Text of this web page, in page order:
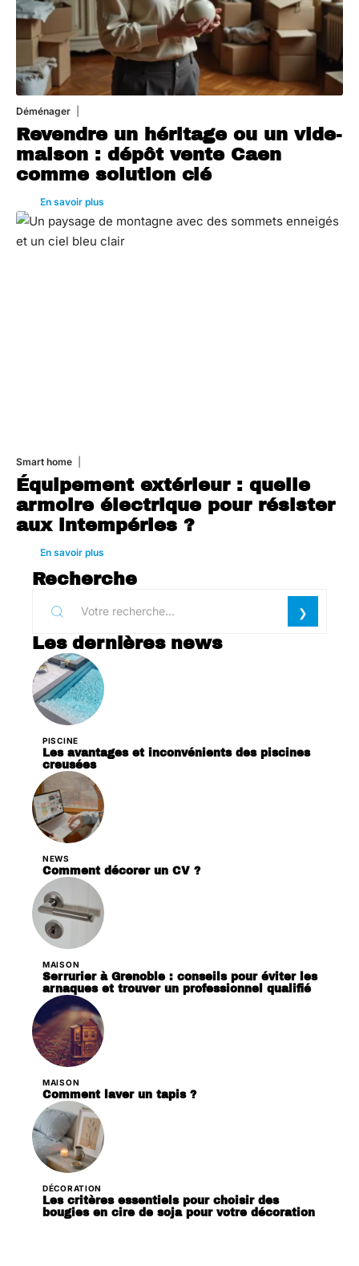
Déménager
Revendre un héritage ou un vide-
maison : dépôt vente Caen
comme solution clé
En savoir plus
Smart home
Équipement extérieur : quelle
armoire électrique pour résister
aux intempéries ?
En savoir plus
Recherche
Les dernières news
PISCINE
Les avantages et inconvénients des piscines
creusées
NEWS
Comment décorer un CV ?
MAISON
Serrurier à Grenoble : conseils pour éviter les
arnaques et trouver un professionnel qualifié
MAISON
Comment laver un tapis ?
DÉCORATION
Les critères essentiels pour choisir des
bougies en cire de soja pour votre décoration